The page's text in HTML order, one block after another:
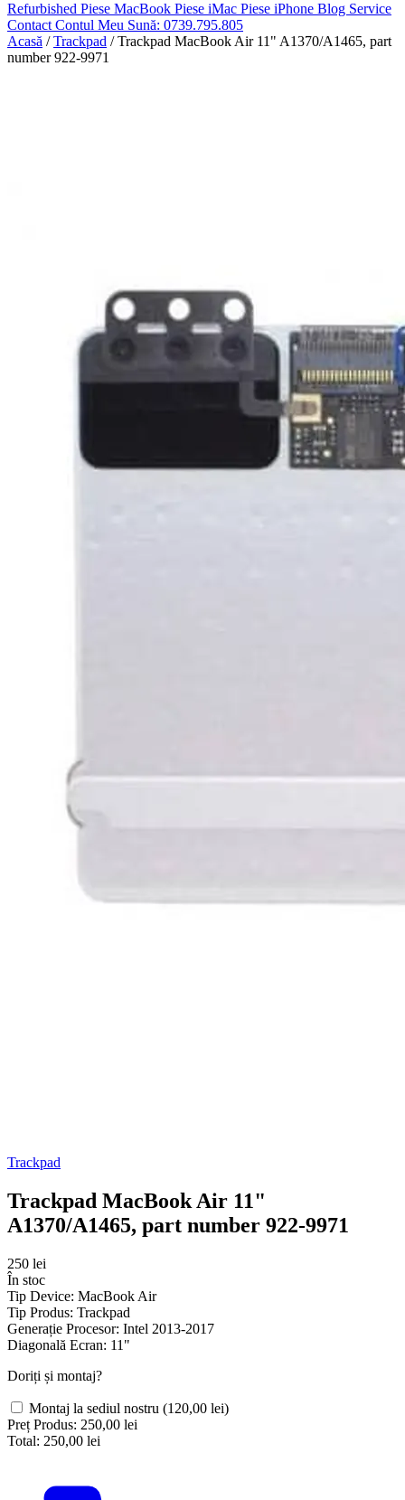
Refurbished Piese MacBook Piese iMac Piese iPhone Blog Service
Contact Contul Meu Sună: 0739.795.805
Acasă / Trackpad / Trackpad MacBook Air 11" A1370/A1465, part
number 922-9971
Trackpad
Trackpad MacBook Air 11"
A1370/A1465, part number 922-9971
250 lei
În stoc
Tip Device: MacBook Air
Tip Produs: Trackpad
Generație Procesor: Intel 2013-2017
Diagonală Ecran: 11"
Doriți și montaj?
Montaj la sediul nostru (120,00 lei)
Preț Produs: 250,00 lei
Total: 250,00 lei